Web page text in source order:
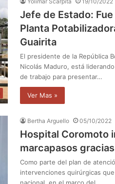
Jefe de Estado:
Planta
Guairita
El presidente de la República
Nicolás Maduro, está
de trabajo para presentar…
Ver Mas »
Bertha Arguello 05/10/2022
Hospital Coromoto
marcapasos
Como parte del plan de
intervenciones quirúrgicas
nacional, en el marco del…